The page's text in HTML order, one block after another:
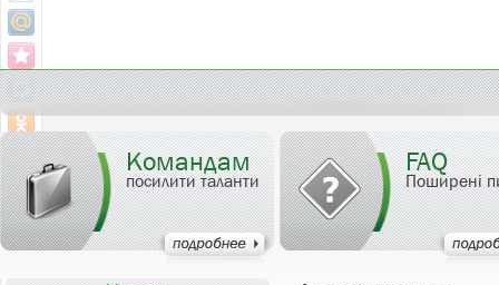
Командам
посилити таланти
FAQ
Поширені